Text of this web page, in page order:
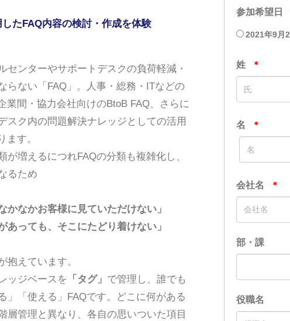
たFAQ内容の検討・作成を体験
センターやサポートデスクの負荷軽減・
らない「FAQ」。人事・総務・ITなどの
業間・協力会社向けのBtoB FAQ、さらに
スク内の問題解決ナレッジとしての活用
ます。
増えるにつれFAQの分類も複雑化し、
るため
かなかお客様に見ていただけない」
あっても、そこにたどり着けない」
抱えています。
ッジベースを 「タグ」 で管理し、誰でも
」「使える」FAQです。どこに何がある
層管理と異なり、各自の思いついた項目